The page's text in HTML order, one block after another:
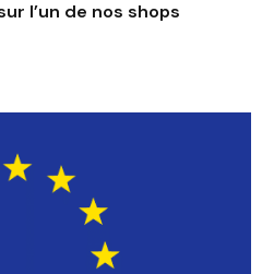
name-
Lauber
l’un de nos shops